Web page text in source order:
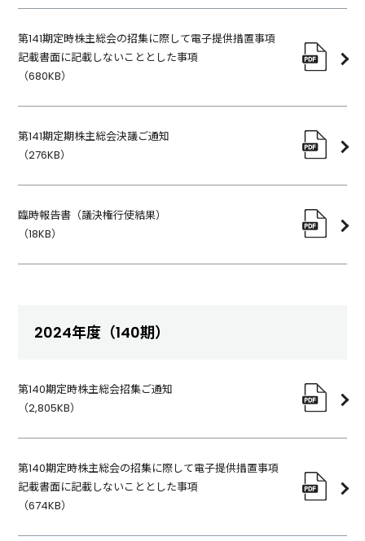
第141期定時株主総会の招集に際して電子提供措置事項
記載書面に記載しないこととした事項
（680KB）
第141期定期株主総会決議ご通知
（276KB）
臨時報告書（議決権行使結果）
（18KB）
2024年度（140期）
第140期定時株主総会招集ご通知
（2,805KB）
第140期定時株主総会の招集に際して電子提供措置事項
記載書面に記載しないこととした事項
（674KB）